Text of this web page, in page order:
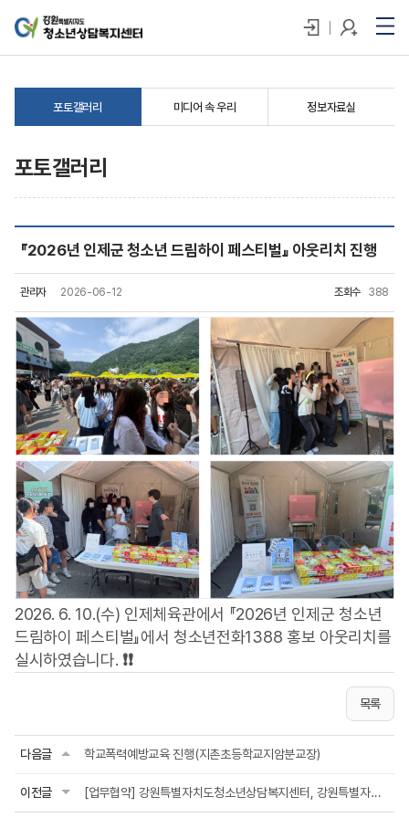
포토갤러리 미디어 속 우리 정보자료실
포토갤러리
『2026년 인제군 청소년 드림하이 페스티벌』 아웃리치 진행
관리자 2026-06-12 조회수 388
2026. 6. 10.(수) 인제체육관에서 『2026년 인제군 청소년
드림하이 페스티벌』에서 청소년전화1388 홍보 아웃리치를
실시하였습니다. ❗❗
목록
다음글 학교폭력예방교육 진행(지촌초등학교지암분교장)
이전글 [업무협약] 강원특별자치도청소년상담복지센터, 강원특별자치도학교밖지원센터, 춘천고용...